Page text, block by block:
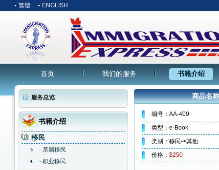
繁體 ENGLISH
首页 我们的服务 书籍介绍
服务总览
书籍介绍
移民
· 亲属移民
· 职业移民
商品名
编号：AA-409
类型：e-Book
类别：移民->其他
价格： $250